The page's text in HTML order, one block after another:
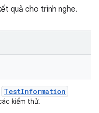
quả cho trình nghe.
TestInformation
kiểm thử.